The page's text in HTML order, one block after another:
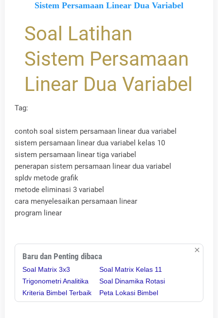
Sistem Persamaan Linear Dua Variabel
Soal Latihan
Sistem Persamaan
Linear Dua Variabel
Tag:
contoh soal sistem persamaan linear dua variabel
sistem persamaan linear dua variabel kelas 10
sistem persamaan linear tiga variabel
penerapan sistem persamaan linear dua variabel
spldv metode grafik
metode eliminasi 3 variabel
cara menyelesaikan persamaan linear
program linear
Baru dan Penting dibaca
Soal Matrix 3x3
Trigonometri Analitika
Kriteria Bimbel Terbaik
Soal Matrix Kelas 11
Soal Dinamika Rotasi
Peta Lokasi Bimbel